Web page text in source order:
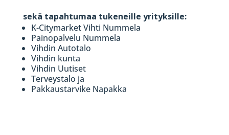
sekä tapahtumaa tukeneille yrityksille:
K-Citymarket Vihti Nummela
Painopalvelu Nummela
Vihdin Autotalo
Vihdin kunta
Vihdin Uutiset
Terveystalo ja
Pakkaustarvike Napakka